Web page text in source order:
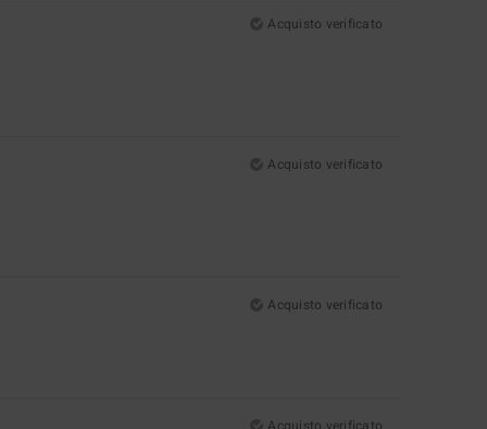
Acquisto verificato
Acquisto verificato
Acquisto verificato